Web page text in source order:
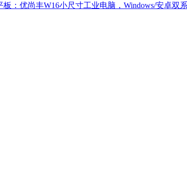
板：优尚丰W16小尺寸工业电脑，Windows/安卓双